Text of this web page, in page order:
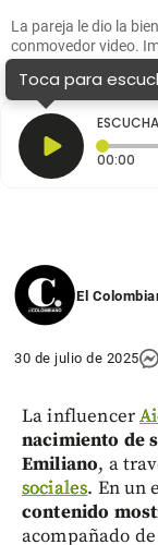
La pareja le dio la
conmovedor video.
Toca para
00:00
El
30 de julio de 2025
La influencer
nacimiento de
Emiliano, a
sociales. En un
contenido
acompañado